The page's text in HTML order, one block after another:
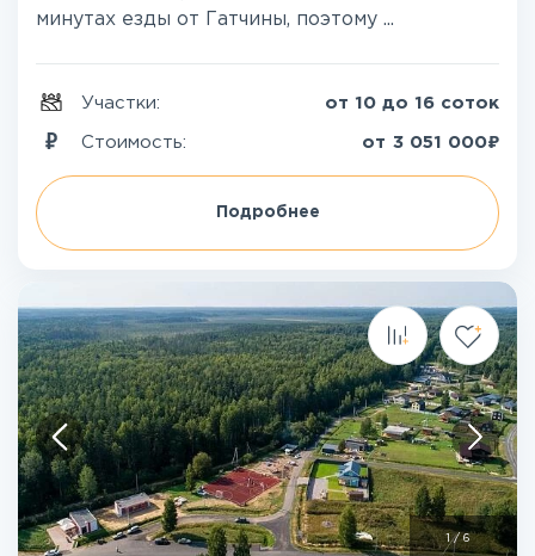
минутах езды от Гатчины, поэтому ...
Участки: от 10 до 16 соток
Стоимость: от 3 051 000₽
Подробнее
1/6